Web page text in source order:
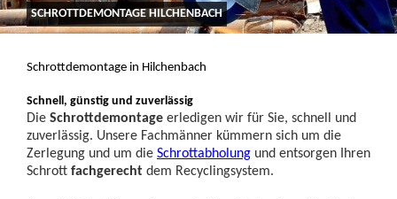
SCHROTTDEMONTAGE HILCHENBACH
Schrottdemontage in Hilchenbach
Schnell, günstig und zuverlässig
Die Schrottdemontage erledigen wir für Sie, schnell und
zuverlässig. Unsere Fachmänner kümmern sich um die
Zerlegung und um die Schrottabholung und entsorgen Ihren
Schrott fachgerecht dem Recyclingsystem.